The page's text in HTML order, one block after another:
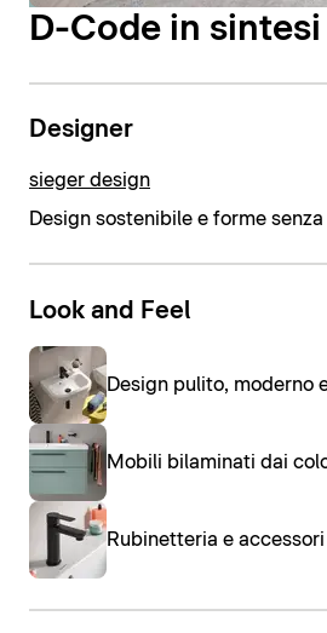
D-Code in sintesi
Designer
sieger design
Design sostenibile e forme
Look and Feel
Design pulito, moderno
Mobili bilaminati dai
Rubinetteria e